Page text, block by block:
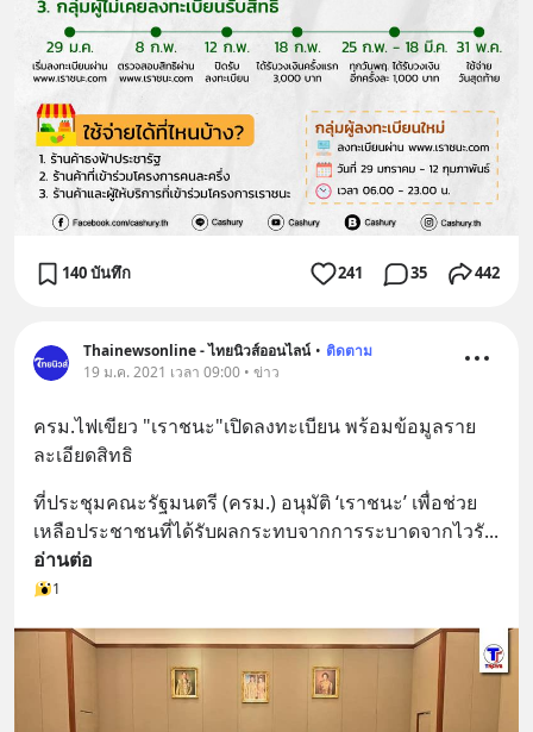
140 บันทึก 241 35 442
Thainewsonline - ไทยนิวส์ออนไลน์ • ติดตาม
19 ม.ค. 2021 เวลา 09:00 • ข่าว
ครม.ไฟเขียว "เราชนะ"เปิดลงทะเบียน พร้อมข้อมูลราย
ละเอียดสิทธิ
ที่ประชุมคณะรัฐมนตรี (ครม.) อนุมัติ ‘เราชนะ’ เพื่อช่วย
เหลือประชาชนที่ได้รับผลกระทบจากการระบาดจากไวรั
อ่านต่อ
1